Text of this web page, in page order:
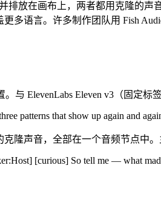
排放在画布上，两者都用克隆的
多语言。许多制作团队用 Fish
ElevenLabs Eleven v3（固定标
patterns that show up again and
隆声音，全部在一个音频节点中
[curious] So tell me — what